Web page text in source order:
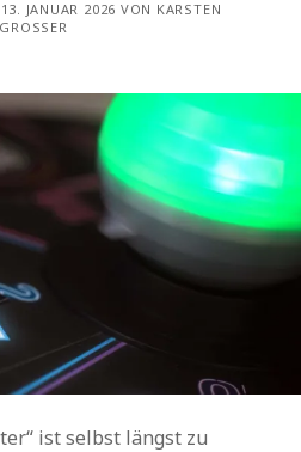
JANUAR 2026 VON KARSTEN
GROSSER
ist selbst längst zu